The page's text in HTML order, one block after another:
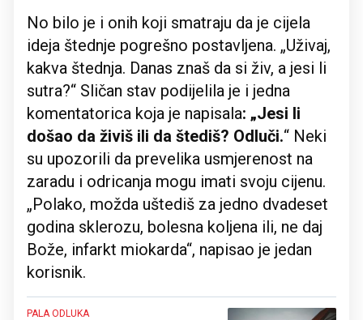
No bilo je i onih koji smatraju da je cijela
ideja štednje pogrešno postavljena. „Uživaj,
kakva štednja. Danas znaš da si živ, a jesi li
sutra?“ Sličan stav podijelila je i jedna
komentatorica koja je napisala: „Jesi li
došao da živiš ili da štediš? Odluči.“ Neki
su upozorili da prevelika usmjerenost na
zaradu i odricanja mogu imati svoju cijenu.
„Polako, možda uštediš za jedno dvadeset
godina sklerozu, bolesna koljena ili, ne daj
Bože, infarkt miokarda“, napisao je jedan
korisnik.
PALA ODLUKA